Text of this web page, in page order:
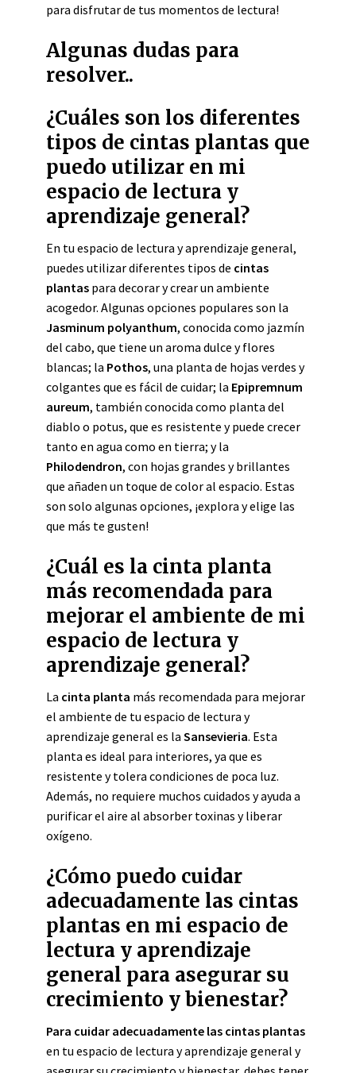
para disfrutar de tus momentos de lectura!
Algunas dudas para
resolver..
¿Cuáles son los diferentes
tipos de cintas plantas que
puedo utilizar en mi
espacio de lectura y
aprendizaje general?
En tu espacio de lectura y aprendizaje general,
puedes utilizar diferentes tipos de cintas
plantas para decorar y crear un ambiente
acogedor. Algunas opciones populares son la
Jasminum polyanthum, conocida como jazmín
del cabo, que tiene un aroma dulce y flores
blancas; la Pothos, una planta de hojas verdes y
colgantes que es fácil de cuidar; la Epipremnum
aureum, también conocida como planta del
diablo o potus, que es resistente y puede crecer
tanto en agua como en tierra; y la
Philodendron, con hojas grandes y brillantes
que añaden un toque de color al espacio. Estas
son solo algunas opciones, ¡explora y elige las
que más te gusten!
¿Cuál es la cinta planta
más recomendada para
mejorar el ambiente de mi
espacio de lectura y
aprendizaje general?
La cinta planta más recomendada para mejorar
el ambiente de tu espacio de lectura y
aprendizaje general es la Sansevieria. Esta
planta es ideal para interiores, ya que es
resistente y tolera condiciones de poca luz.
Además, no requiere muchos cuidados y ayuda a
purificar el aire al absorber toxinas y liberar
oxígeno.
¿Cómo puedo cuidar
adecuadamente las cintas
plantas en mi espacio de
lectura y aprendizaje
general para asegurar su
crecimiento y bienestar?
Para cuidar adecuadamente las cintas plantas
en tu espacio de lectura y aprendizaje general y